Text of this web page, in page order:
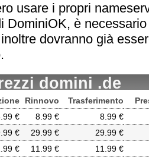
usare i propri
DominiOK, è
dovranno già
domini .de
Rinnovo Trasferimento
€ 8.99 €
8.99 €
€ 29.99 €
29.99 €
€ 11.99 € 11.99 €